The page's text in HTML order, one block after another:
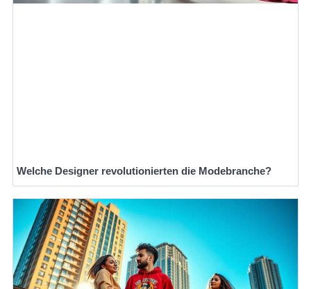
Welche Designer revolutionierten die Modebranche?